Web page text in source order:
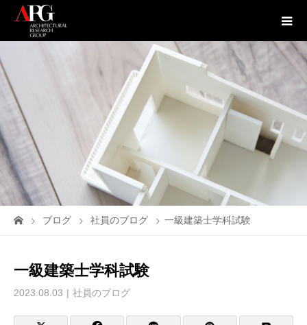
ブログ 社員のブログ 一級建築士学科試験
一級建築士学科試験
2023.08.03 社員のブログ